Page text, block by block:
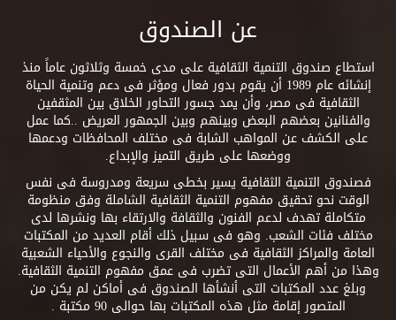
عن الصندوق
استطاع صندوق التنمية الثقافية على مدى خمسة وثلاثون عاماً منذ
إنشائه عام 1989 أن يقوم بدور فعال ومؤثر فى دعم وتنمية الحياة
الثقافية فى مصر، وأن يمد جسور التحاور الخلاق بين المثقفين
والفنانين بعضهم البعض وبينهم وبين الجمهور العريض ..كما عمل
على الكشف عن المواهب الشابة فى مختلف المحافظات ودعمها
ووضعها على طريق التميز والإبداع.
فصندوق التنمية الثقافية يسير بخطى سريعة ومدروسة فى نفس
الوقت نحو تحقيق مفهوم التنمية الثقافية الشاملة وفق منظومة
متكاملة تهدف لدعم الفنون والثقافة والارتقاء بها ونشرها لدى
مختلف فئات الشعب. وهو فى سبيل ذلك أقام العديد من المكتبات
العامة والمراكز الثقافية فى مختلف القرى والنجوع والأحياء الشعبية
وهذا من أهم الأعمال التى تضرب فى عمق مفهوم التنمية الثقافية.
وبلغ عدد المكتبات التى أنشأها الصندوق فى أماكن لم يكن من
المتصور إقامة مثل هذه المكتبات بها حوالى 90 مكتبة .